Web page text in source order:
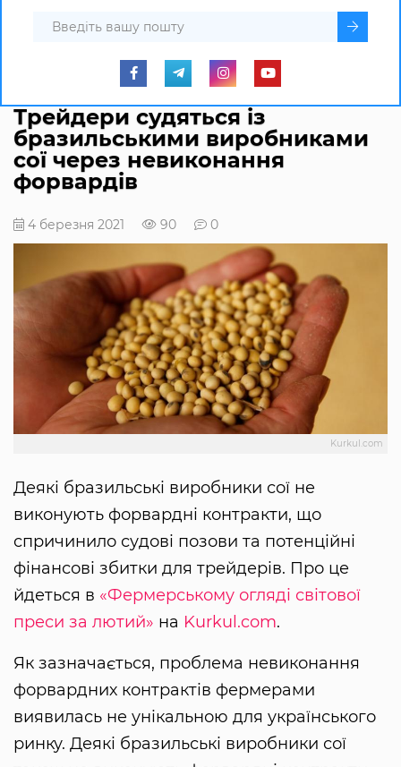
Трейдери судяться із
бразильськими виробниками
сої через невиконання
форвардів
4 березня 2021 90 0
Kurkul.com
Деякі бразильські виробники сої не
виконують форвардні контракти, що
спричинило судові позови та потенційні
фінансові збитки для трейдерів. Про це
йдеться в «Фермерському огляді світової
преси за лютий» на Kurkul.com.
Як зазначається, проблема невиконання
форвардних контрактів фермерами
виявилась не унікальною для українського
ринку. Деякі бразильські виробники сої